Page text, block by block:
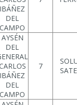
IBÁÑEZ
DEL
CAMPO
AYSÉN
DEL
IBÁÑEZ
DEL
CAMPO
7